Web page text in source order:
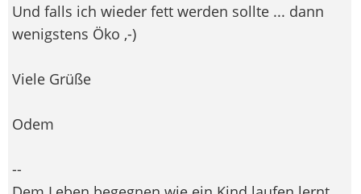
Und falls ich wieder fett werden sollte ... dann
wenigstens Öko ,-)
Viele Grüße
Odem
--